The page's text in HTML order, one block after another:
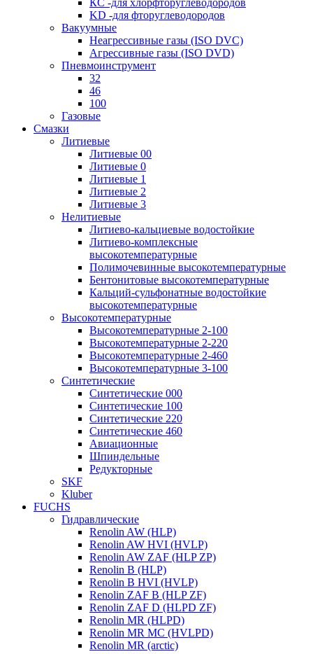
КС -для хлорфторуглеводородов
KD -для фторуглеводородов
Вакуумные
Неагрессивные газы (ISO DVC)
Агрессивные газы (ISO DVD)
Пневмоинструмент
32
46
100
Газовые
Смазки
Литиевые
Литиевые 00
Литиевые 0
Литиевые 1
Литиевые 2
Литиевые 3
Нелитиевые
Литиево-кальциевые водостойкие
Литиево-комплексные
высокотемпературные
Полимочевинные высокотемпературные
Бентонитовые высокотемпературные
Кальций-сульфонатные водостойкие
высокотемпературные
Высокотемпературные
Высокотемпературные 2-100
Высокотемпературные 2-220
Высокотемпературные 2-460
Высокотемпературные 3-100
Синтетические
Синтетические 000
Синтетические 100
Синтетические 220
Синтетические 460
Авиационные
Шпиндельные
Редукторные
SKF
Kluber
FUCHS
Гидравлические
Renolin AW (HLP)
Renolin AW HVI (HVLP)
Renolin AW ZAF (HLP ZP)
Renolin B (HLP)
Renolin B HVI (HVLP)
Renolin ZAF B (HLP ZF)
Renolin ZAF D (HLPD ZF)
Renolin MR (HLPD)
Renolin MR MC (HVLPD)
Renolin MR (arctic)